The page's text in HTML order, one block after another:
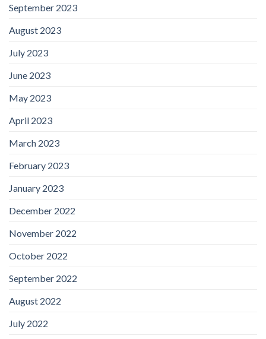
September 2023
August 2023
July 2023
June 2023
May 2023
April 2023
March 2023
February 2023
January 2023
December 2022
November 2022
October 2022
September 2022
August 2022
July 2022